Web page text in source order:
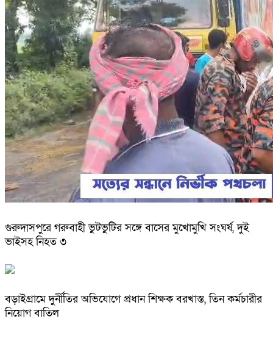
গুরুদাসপুরে গরুবাহী ভুটভুটির সঙ্গে বাসের মুখোমুখি সংঘর্ষ, দুই
ভাইসহ নিহত ৩
বড়াইগ্রামে দুর্নীতির অভিযোগে প্রধান শিক্ষক বরখাস্ত, তিন কর্মচারীর
নিয়োগ বাতিল